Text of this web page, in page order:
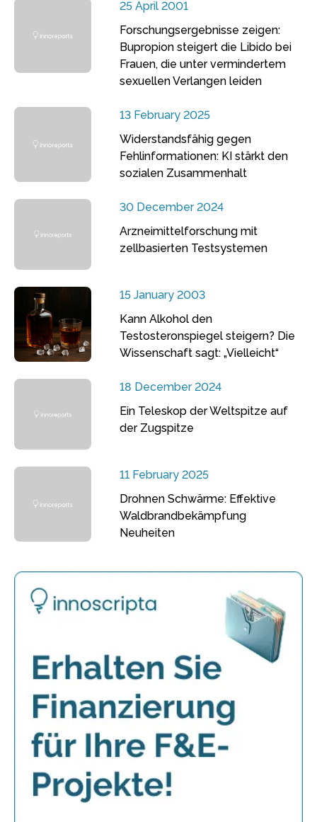
25 April 2001
Forschungsergebnisse zeigen:
Bupropion steigert die Libido bei
Frauen, die unter vermindertem
sexuellen Verlangen leiden
13 February 2025
Widerstandsfähig gegen
Fehlinformationen: KI stärkt den
sozialen Zusammenhalt
30 December 2024
Arzneimittelforschung mit
zellbasierten Testsystemen
15 January 2003
Kann Alkohol den
Testosteronspiegel steigern? Die
Wissenschaft sagt: „Vielleicht“
18 December 2024
Ein Teleskop der Weltspitze auf
der Zugspitze
11 February 2025
Drohnen Schwärme: Effektive
Waldbrandbekämpfung
Neuheiten